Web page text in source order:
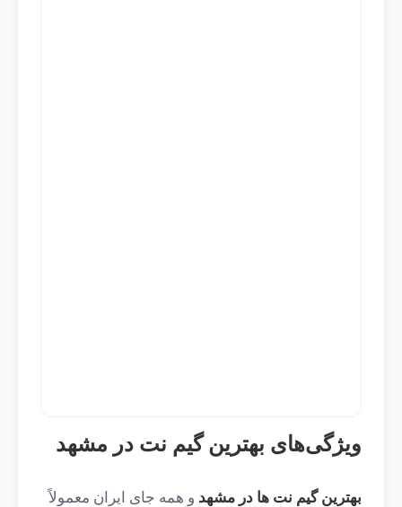
ویژگی‌های بهترین گیم نت‌ در مشهد
بهترین گیم نت‌ ها در مشهد و همه جای ایران معمولاً